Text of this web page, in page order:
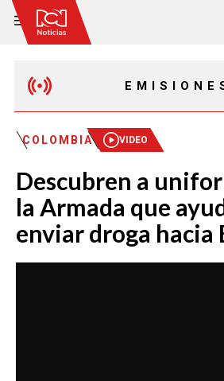
EMISIÓN 12:30 PM
EMISIÓN 7:00 PM
COLOMBIA VIDEO
Descubren a
la Armada que
enviar droga hacia